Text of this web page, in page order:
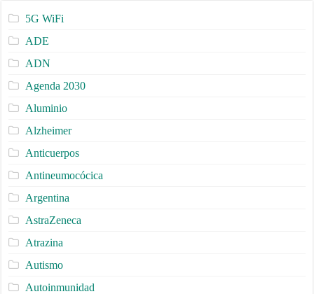
5G WiFi
ADE
ADN
Agenda 2030
Aluminio
Alzheimer
Anticuerpos
Antineumocócica
Argentina
AstraZeneca
Atrazina
Autismo
Autoinmunidad